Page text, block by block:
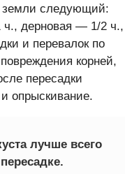
земли следующий:
дерновая — 1/2 ч.,
и перевалок по
корней,
пересадки
опрыскивание.
лучше всего